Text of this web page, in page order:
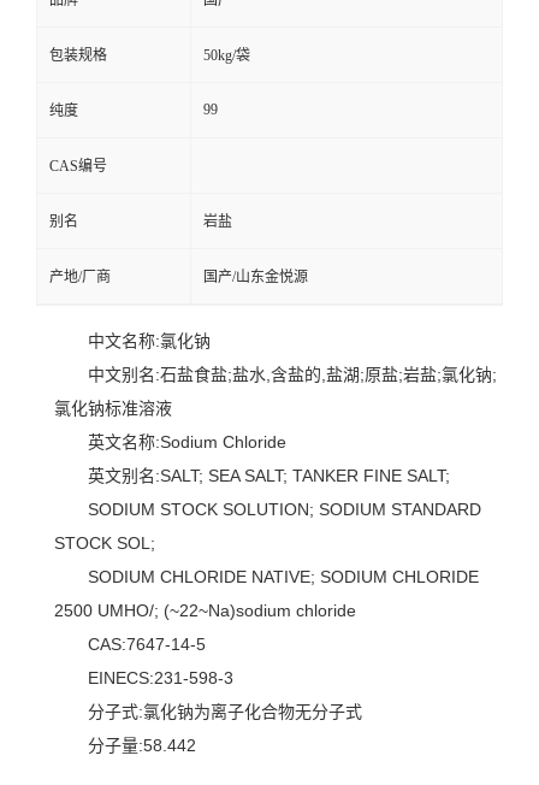
包装规格 50kg/袋
纯度 99
CAS编号
别名 岩盐
产地/厂商 国产/山东金悦源
中文名称:氯化钠
中文别名:石盐食盐;盐水,含盐的,盐湖;原盐;岩盐;氯化钠;
氯化钠标准溶液
英文名称:Sodium Chloride
英文别名:SALT; SEA SALT; TANKER FINE SALT;
SODIUM STOCK SOLUTION; SODIUM STANDARD
STOCK SOL;
SODIUM CHLORIDE NATIVE; SODIUM CHLORIDE
2500 UMHO/; (~22~Na)sodium chloride
CAS:7647-14-5
EINECS:231-598-3
分子式:氯化钠为离子化合物无分子式
分子量:58.442